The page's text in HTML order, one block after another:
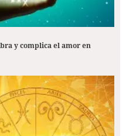
y complica el amor en